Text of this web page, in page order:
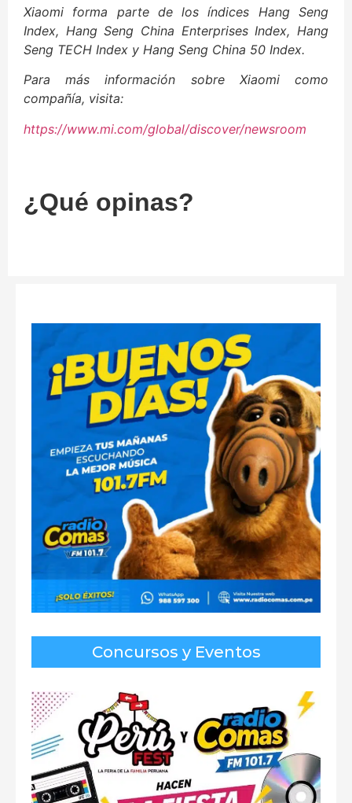
Xiaomi forma parte de los índices Hang Seng
Index, Hang Seng China Enterprises Index, Hang
Seng TECH Index y Hang Seng China 50 Index.
Para más información sobre Xiaomi como
compañía, visita:
https://www.mi.com/global/discover/newsroom
¿Qué opinas?
Concursos y Eventos